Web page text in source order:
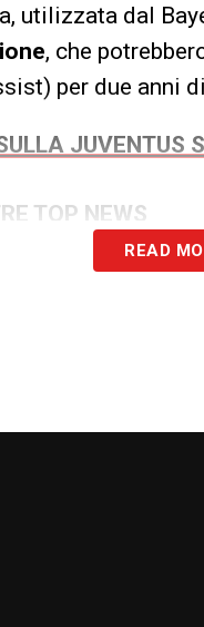
utilizzata dal
, che
per due anni
JUVENTUS
TOP NEWS
READ